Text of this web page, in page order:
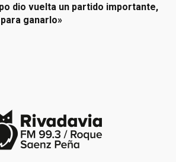
dio vuelta un partido importante,
ganarlo»